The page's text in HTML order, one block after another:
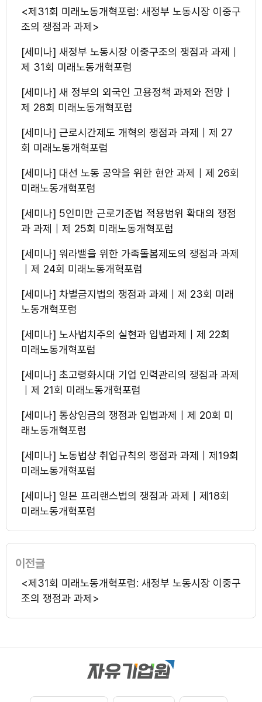
<제31회 미래노동개혁포럼: 새정부 노동시장 이중구
조의 쟁점과 과제>
[세미나] 새정부 노동시장 이중구조의 쟁점과 과제｜
제 31회 미래노동개혁포럼
[세미나] 새 정부의 외국인 고용정책 과제와 전망｜
제 28회 미래노동개혁포럼
[세미나] 근로시간제도 개혁의 쟁점과 과제｜제 27
회 미래노동개혁포럼
[세미나] 대선 노동 공약을 위한 현안 과제｜제 26회
미래노동개혁포럼
[세미나] 5인미만 근로기준법 적용범위 확대의 쟁점
과 과제｜제 25회 미래노동개혁포럼
[세미나] 워라밸을 위한 가족돌봄제도의 쟁점과 과제
｜제 24회 미래노동개혁포럼
[세미나] 차별금지법의 쟁점과 과제｜제 23회 미래
노동개혁포럼
[세미나] 노사법치주의 실현과 입법과제｜제 22회
미래노동개혁포럼
[세미나] 초고령화시대 기업 인력관리의 쟁점과 과제
｜제 21회 미래노동개혁포럼
[세미나] 통상임금의 쟁점과 입법과제｜제 20회 미
래노동개혁포럼
[세미나] 노동법상 취업규칙의 쟁점과 과제｜제19회
미래노동개혁포럼
[세미나] 일본 프리랜스법의 쟁점과 과제｜제18회
미래노동개혁포럼
이전글
<제31회 미래노동개혁포럼: 새정부 노동시장 이중구
조의 쟁점과 과제>